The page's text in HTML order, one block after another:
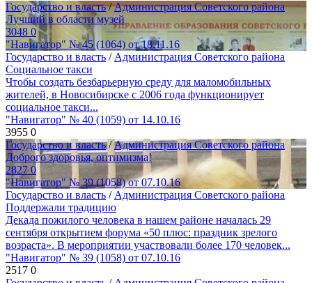
Государство и власть/Администрация Советского района
Лучший в области музей
3048 0
"Навигатор" № 45 (1064) от 18.11.16
Государство и власть / Администрация Советского района
Социальное такси
Чтобы создать безбарьерную среду для маломобильных
жителей, в Новосибирске с 2006 года функционирует
социальное такси...
"Навигатор" № 40 (1059) от 14.10.16
3955 0
Государство и власть/Администрация Советского района
Доброго здоровья, оптимизма!
28270
"Навигатор" № 39 (1058) от 07.10.16
Государство и власть / Администрация Советского района
Поддержали традицию
Декада пожилого человека в нашем районе началась 29
сентября открытием форума «50 плюс: праздник зрелого
возраста». В мероприятии участвовали более 170 человек...
"Навигатор" № 39 (1058) от 07.10.16
2517 0